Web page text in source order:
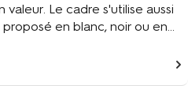
Le cadre s'utilise aussi
en blanc, noir ou en